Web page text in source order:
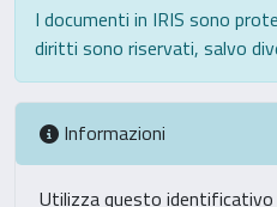
I documenti in IRIS sono
diritti sono riservati, salvo
Informazioni
Utilizza questo identificativo